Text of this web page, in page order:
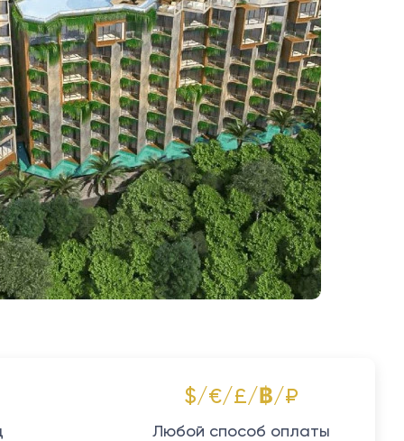
$/€/£/฿/₽
Любой способ оплаты